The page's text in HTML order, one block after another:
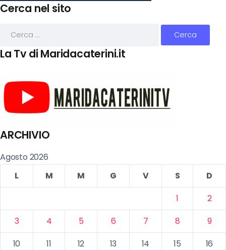
Cerca nel sito
La Tv di Maridacaterini.it
ARCHIVIO
Agosto 2026
L
M M G V S
D
1
2
3
4 5 6 7 8
9
10
11 12 13 14 15
16